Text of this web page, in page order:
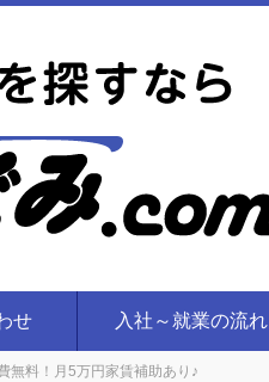
せ 入社～就業の流れ
料！月5万円家賃補助あり♪